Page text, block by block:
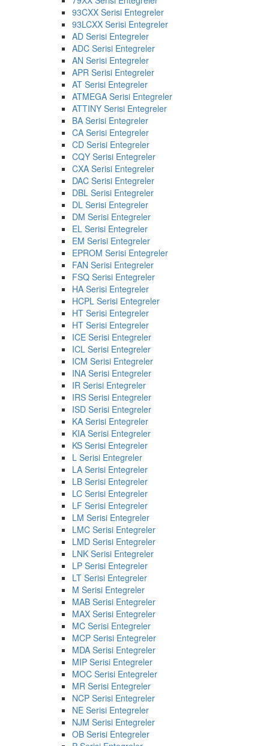
93CXX Serisi Entegreler
93LCXX Serisi Entegreler
AD Serisi Entegreler
ADC Serisi Entegreler
AN Serisi Entegreler
APR Serisi Entegreler
AT Serisi Entegreler
ATMEGA Serisi Entegreler
ATTINY Serisi Entegreler
BA Serisi Entegreler
CA Serisi Entegreler
CD Serisi Entegreler
CQY Serisi Entegreler
CXA Serisi Entegreler
DAC Serisi Entegreler
DBL Serisi Entegreler
DL Serisi Entegreler
DM Serisi Entegreler
EL Serisi Entegreler
EM Serisi Entegreler
EPROM Serisi Entegreler
FAN Serisi Entegreler
FSQ Serisi Entegreler
HA Serisi Entegreler
HCPL Serisi Entegreler
HT Serisi Entegreler
HT Serisi Entegreler
ICE Serisi Entegreler
ICL Serisi Entegreler
ICM Serisi Entegreler
INA Serisi Entegreler
IR Serisi Entegreler
IRS Serisi Entegreler
ISD Serisi Entegreler
KA Serisi Entegreler
KIA Serisi Entegreler
KS Serisi Entegreler
L Serisi Entegreler
LA Serisi Entegreler
LB Serisi Entegreler
LC Serisi Entegreler
LF Serisi Entegreler
LM Serisi Entegreler
LMC Serisi Entegreler
LMD Serisi Entegreler
LNK Serisi Entegreler
LP Serisi Entegreler
LT Serisi Entegreler
M Serisi Entegreler
MAB Serisi Entegreler
MAX Serisi Entegreler
MC Serisi Entegreler
MCP Serisi Entegreler
MDA Serisi Entegreler
MIP Serisi Entegreler
MOC Serisi Entegreler
MR Serisi Entegreler
NCP Serisi Entegreler
NE Serisi Entegreler
NJM Serisi Entegreler
OB Serisi Entegreler